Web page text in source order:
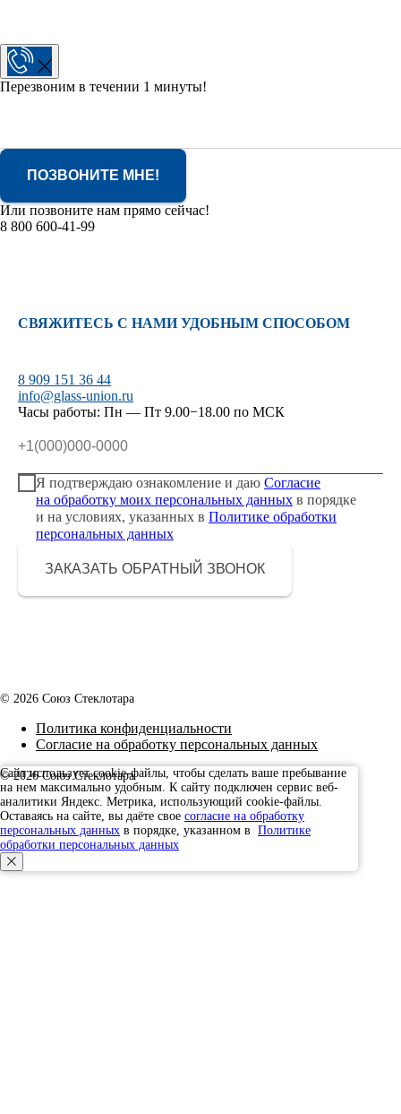
Перезвоним в течении 1 минуты!
ПОЗВОНИТЕ МНЕ!
Или позвоните нам прямо сейчас!
8 800 600-41-99
СВЯЖИТЕСЬ С НАМИ УДОБНЫМ СПОСОБОМ
8 909 151 36 44
info@glass-union.ru
Часы работы: Пн — Пт 9.00−18.00 по МСК
Я подтверждаю ознакомление и даю Согласие
на обработку моих персональных данных в порядке
и на условиях, указанных в Политике обработки
персональных данных
ЗАКАЗАТЬ ОБРАТНЫЙ ЗВОНОК
© 2026 Союз Стеклотара
Политика конфиденциальности
Согласие на обработку персональных данных
© 2026 Союз Стеклотара
Наверх
Сайт использует cookie-файлы, чтобы сделать ваше пребывание
на нем максимально удобным. К cайту подключен сервис веб-
аналитики Яндекс. Метрика, использующий cookie-файлы.
Оставаясь на сайте, вы даёте свое согласие на обработку
персональных данных в порядке, указанном в Политике
обработки персональных данных